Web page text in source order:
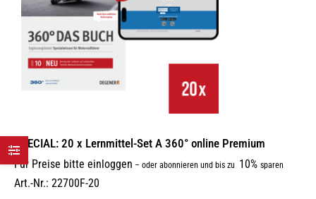
SPECIAL: 20 x Lernmittel-Set A 360° online Premium
Für Preise bitte einloggen – oder abonnieren und bis zu 10% sparen
Art.-Nr.: 22700F-20